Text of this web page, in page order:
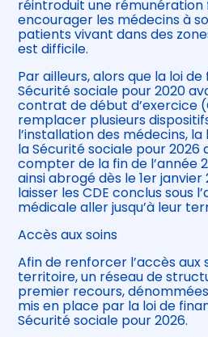
réintroduit une
encourager les médecins à
patients vivant dans des
est difficile.
Par ailleurs, alors que la loi
Sécurité sociale pour 2020
contrat de début d’exercice
remplacer plusieurs
l’installation des médecins,
la Sécurité sociale pour 2026
compter de la fin de l’année
ainsi abrogé dès le 1er
laisser les CDE conclus sous
médicale aller jusqu’à leur
Accès aux soins
Afin de renforcer l’accès aux
territoire, un réseau de
premier recours,
mis en place par la loi de
Sécurité sociale pour 2026.